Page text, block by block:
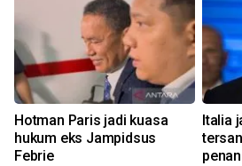
Hotman Paris jadi kuasa
hukum eks Jampidsus
Febrie
Italia